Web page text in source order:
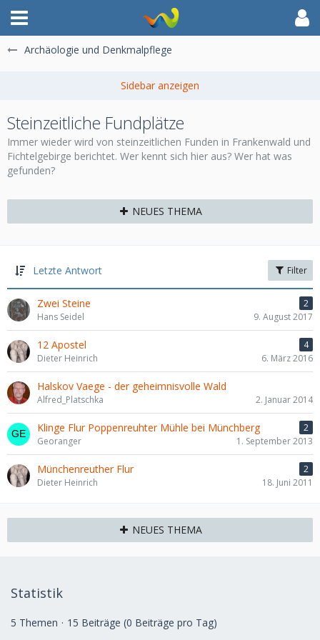
Archäologie und Denkmalpflege
Steinzeitliche Fundplätze
Immer wieder wird von steinzeitlichen Funden in Frankenwald und
Fichtelgebirge berichtet. Wer kennt sich hier aus? Wer hat was
gefunden?
NEUES THEMA
Letzte Antwort Filter
Zwei Steine
2
Hans Seidel
9. August 2017
12 Apostel
4
Dieter Heinrich
6. März 2016
Halskov Vaege - der geheimnisvolle Wald
Alfred_Platschka 2. Januar 2014
Klinge Flur Poppenreuhter Mühle bei Münchberg
2
Georanger
1. September 2013
Münchenreuther Flur
2
Dieter Heinrich
18. Juni 2011
NEUES THEMA
Statistik
5 Themen 15 Beiträge (0 Beiträge pro Tag)